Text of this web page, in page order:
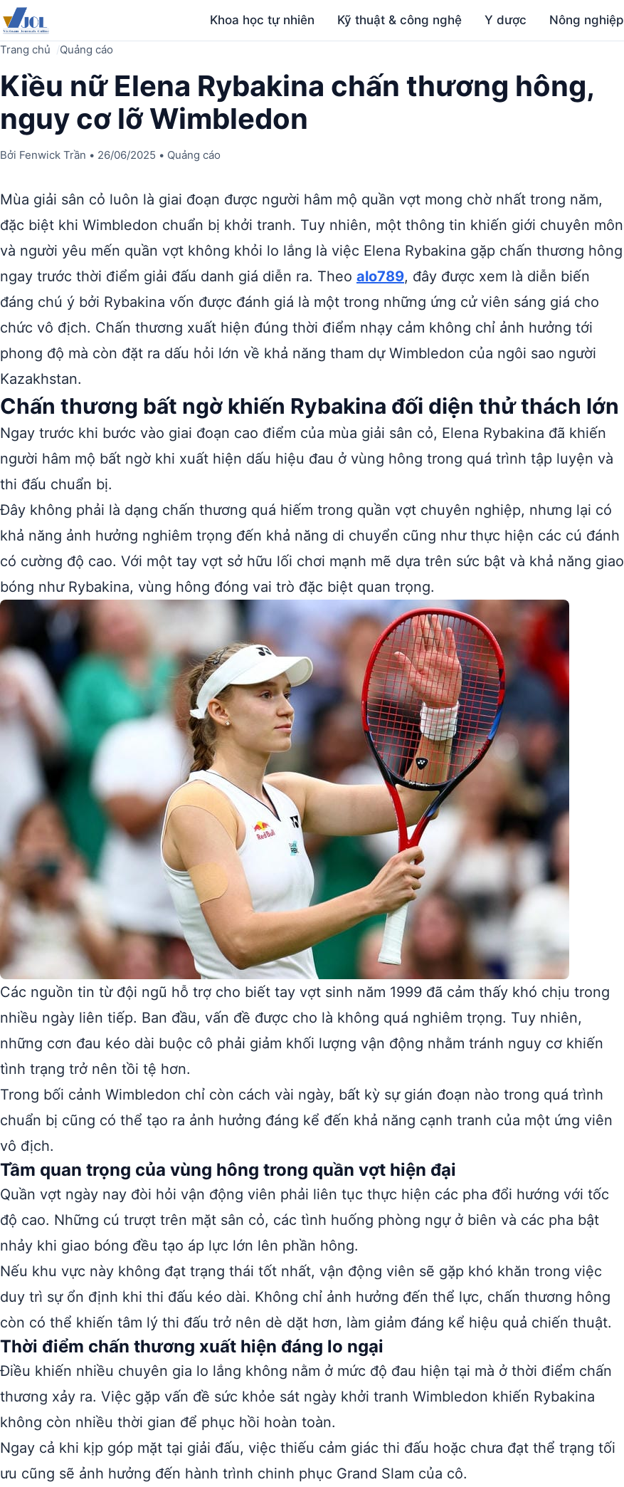
Khoa học tự nhiên Kỹ thuật & công nghệ Y dược Nông nghiệp
Trang chủ Quảng cáo
Kiều nữ Elena Rybakina chấn thương hông,
nguy cơ lỡ Wimbledon
Bởi Fenwick Trần • 26/06/2025 • Quảng cáo
Mùa giải sân cỏ luôn là giai đoạn được người hâm mộ quần vợt mong chờ nhất trong năm,
đặc biệt khi Wimbledon chuẩn bị khởi tranh. Tuy nhiên, một thông tin khiến giới chuyên môn
và người yêu mến quần vợt không khỏi lo lắng là việc Elena Rybakina gặp chấn thương hông
ngay trước thời điểm giải đấu danh giá diễn ra. Theo alo789, đây được xem là diễn biến
đáng chú ý bởi Rybakina vốn được đánh giá là một trong những ứng cử viên sáng giá cho
chức vô địch. Chấn thương xuất hiện đúng thời điểm nhạy cảm không chỉ ảnh hưởng tới
phong độ mà còn đặt ra dấu hỏi lớn về khả năng tham dự Wimbledon của ngôi sao người
Kazakhstan.
Chấn thương bất ngờ khiến Rybakina đối diện thử thách lớn
Ngay trước khi bước vào giai đoạn cao điểm của mùa giải sân cỏ, Elena Rybakina đã khiến
người hâm mộ bất ngờ khi xuất hiện dấu hiệu đau ở vùng hông trong quá trình tập luyện và
thi đấu chuẩn bị.
Đây không phải là dạng chấn thương quá hiếm trong quần vợt chuyên nghiệp, nhưng lại có
khả năng ảnh hưởng nghiêm trọng đến khả năng di chuyển cũng như thực hiện các cú đánh
có cường độ cao. Với một tay vợt sở hữu lối chơi mạnh mẽ dựa trên sức bật và khả năng giao
bóng như Rybakina, vùng hông đóng vai trò đặc biệt quan trọng.
Các nguồn tin từ đội ngũ hỗ trợ cho biết tay vợt sinh năm 1999 đã cảm thấy khó chịu trong
nhiều ngày liên tiếp. Ban đầu, vấn đề được cho là không quá nghiêm trọng. Tuy nhiên,
những cơn đau kéo dài buộc cô phải giảm khối lượng vận động nhằm tránh nguy cơ khiến
tình trạng trở nên tồi tệ hơn.
Trong bối cảnh Wimbledon chỉ còn cách vài ngày, bất kỳ sự gián đoạn nào trong quá trình
chuẩn bị cũng có thể tạo ra ảnh hưởng đáng kể đến khả năng cạnh tranh của một ứng viên
vô địch.
Tầm quan trọng của vùng hông trong quần vợt hiện đại
Quần vợt ngày nay đòi hỏi vận động viên phải liên tục thực hiện các pha đổi hướng với tốc
độ cao. Những cú trượt trên mặt sân cỏ, các tình huống phòng ngự ở biên và các pha bật
nhảy khi giao bóng đều tạo áp lực lớn lên phần hông.
Nếu khu vực này không đạt trạng thái tốt nhất, vận động viên sẽ gặp khó khăn trong việc
duy trì sự ổn định khi thi đấu kéo dài. Không chỉ ảnh hưởng đến thể lực, chấn thương hông
còn có thể khiến tâm lý thi đấu trở nên dè dặt hơn, làm giảm đáng kể hiệu quả chiến thuật.
Thời điểm chấn thương xuất hiện đáng lo ngại
Điều khiến nhiều chuyên gia lo lắng không nằm ở mức độ đau hiện tại mà ở thời điểm chấn
thương xảy ra. Việc gặp vấn đề sức khỏe sát ngày khởi tranh Wimbledon khiến Rybakina
không còn nhiều thời gian để phục hồi hoàn toàn.
Ngay cả khi kịp góp mặt tại giải đấu, việc thiếu cảm giác thi đấu hoặc chưa đạt thể trạng tối
ưu cũng sẽ ảnh hưởng đến hành trình chinh phục Grand Slam của cô.